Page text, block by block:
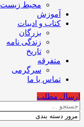
محیط زیست
آموزش
کتاب و ادبیات
بزرگان
زندگی نامه
تاریخ
متفرقه
سرگرمی
تماس با ما
ارسال مطلب